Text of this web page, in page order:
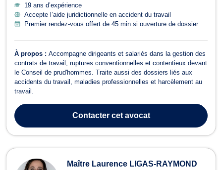
19 ans d’expérience
Accepte l’aide juridictionnelle en accident du travail
Premier rendez-vous offert de 45 min si ouverture de dossier
À propos : Accompagne dirigeants et salariés dans la gestion des
contrats de travail, ruptures conventionnelles et contentieux devant
le Conseil de prud'hommes. Traite aussi des dossiers liés aux
accidents du travail, maladies professionnelles et harcèlement au
travail.
Contactercet avocat
Maître Laurence LIGAS-RAYMOND